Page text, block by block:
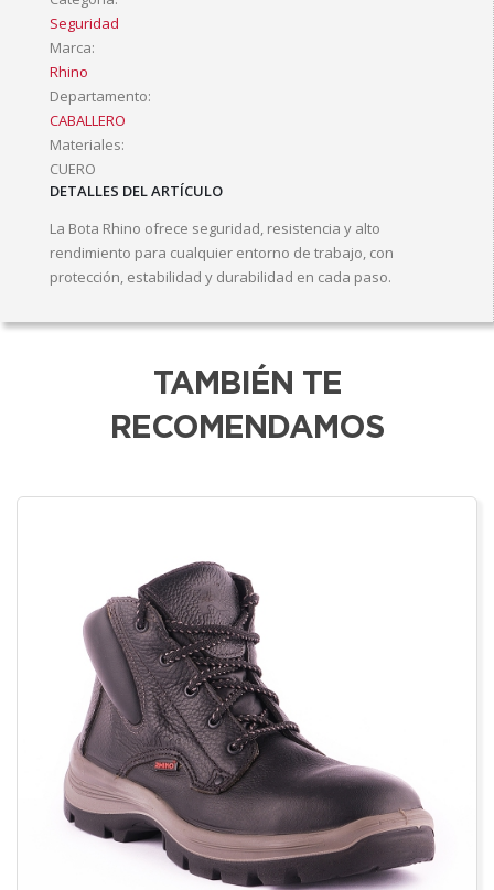
Seguridad
Marca:
Rhino
Departamento:
CABALLERO
Materiales:
CUERO
DETALLES DEL ARTÍCULO
La Bota Rhino ofrece seguridad, resistencia y alto
rendimiento para cualquier entorno de trabajo, con
protección, estabilidad y durabilidad en cada paso.
TAMBIÉN TE
RECOMENDAMOS